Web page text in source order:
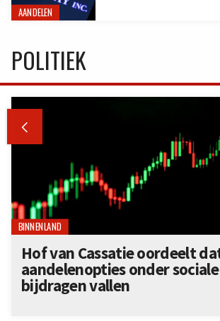
AANDELEN
POLITIEK

BINNENLAND
Hof van Cassatie oordeelt
aandelenopties onder sociale
bijdragen vallen